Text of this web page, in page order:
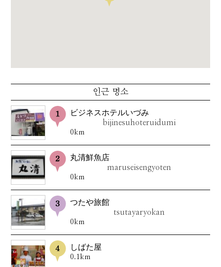
인근 명소
ビジネスホテルいづみ
bijinesuhoteruidumi
0km
丸清鮮魚店
maruseisengyoten
0km
つたや旅館
tsutayaryokan
0km
しばた屋
0.1km